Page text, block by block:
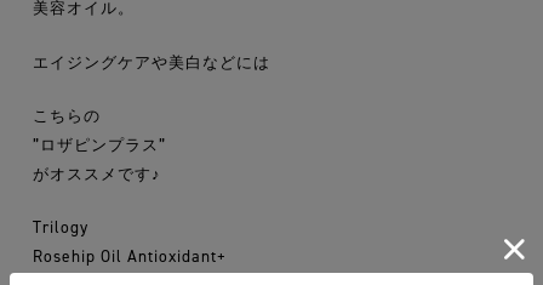
美容オイル。
エイジングケアや美白などには
こちらの
”ロザピンプラス”
がオススメです♪
Trilogy
Rosehip Oil Antioxidant+